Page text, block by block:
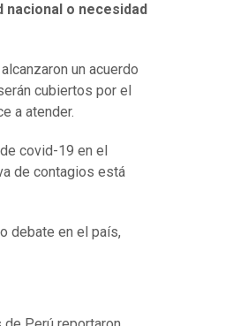
nacional o necesidad
un acuerdo
cubiertos por el
a atender.
covid-19 en el
de contagios está
debate en el país,